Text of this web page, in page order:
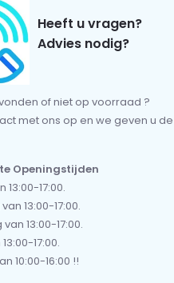
Heeft u vragen?
Advies nodig?
of niet op voorraad ?
met ons op en we geven u
Openingstijden
13:00-17:00.
13:00-17:00.
13:00-17:00.
17:00.
10:00-16:00 !!